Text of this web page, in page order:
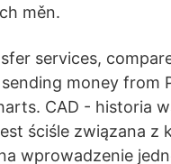
měn.
services,
money from
CAD - historia
ściśle związana z
wprowadzenie